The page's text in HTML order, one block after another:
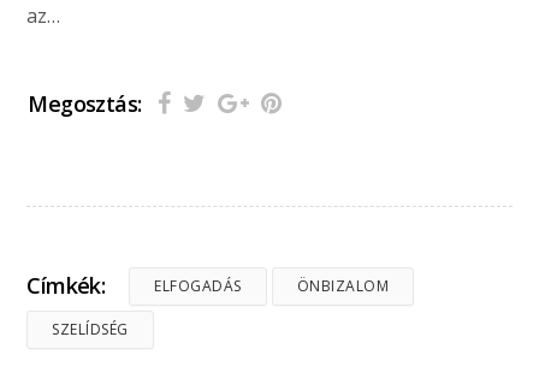
az…
Megosztás:
Címkék: ELFOGADÁS ÖNBIZALOM
SZELÍDSÉG